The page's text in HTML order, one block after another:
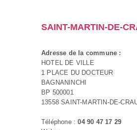
SAINT-MARTIN-DE-
Adresse de la commune :
HOTEL DE VILLE
1 PLACE DU DOCTEUR
BAGNANINCHI
BP 500001
13558 SAINT-MARTIN-DE-
Téléphone :04 90 47 17 29